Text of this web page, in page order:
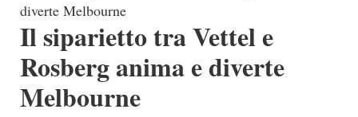
diverte Melbourne
Il siparietto tra Vettel e
Rosberg anima e diverte
Melbourne